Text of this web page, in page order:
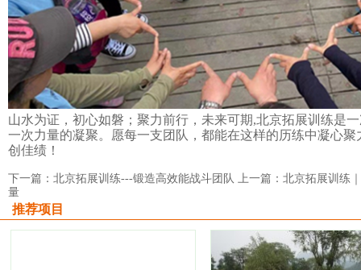
山水为证，初心如磐；聚力前行，未来可期,北京拓展训练是
一次力量的凝聚。愿每一支团队，都能在这样的历练中凝心
创佳绩！
下一篇：北京拓展训练---锻造高效能战斗团队 上一篇：北京拓展训练
量
推荐项目